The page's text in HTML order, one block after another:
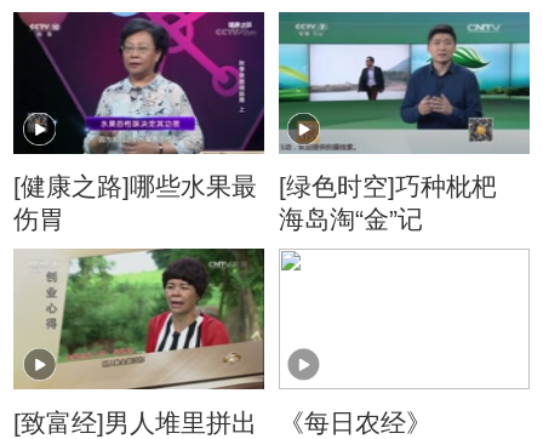
麻烦
[健康之路]哪些水果最
伤胃
[绿色时空]巧种枇杷
海岛淘“金”记
[致富经]男人堆里拼出
《每日农经》